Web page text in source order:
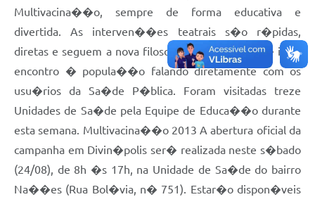
Multivacina��o, sempre de forma educativa e
divertida. As interven��es teatrais s�o r�pidas,
diretas e seguem a nova filosofia da equipe que � ir de
encontro � popula��o falando diretamente com os
usu�rios da Sa�de P�blica. Foram visitadas treze
Unidades de Sa�de pela Equipe de Educa��o durante
esta semana. Multivacina��o 2013 A abertura oficial da
campanha em Divin�polis ser� realizada neste s�bado
(24/08), de 8h �s 17h, na Unidade de Sa�de do bairro
Na��es (Rua Bol�via, n� 751). Estar�o dispon�veis